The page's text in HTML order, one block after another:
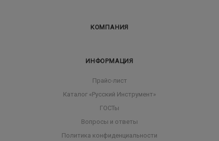
КОМПАНИЯ
ИНФОРМАЦИЯ
Прайс-лист
Каталог «Русский Инструмент»
ГОСТы
Вопросы и ответы
Политика конфиденциальности